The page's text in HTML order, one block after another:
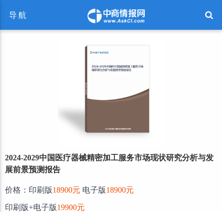
导航
2024-2029中国医疗器械精密加工服务市场现状研究分析与发
展前景预测报告
价格：印刷版18900元 电子版18900元
印刷版+电子版19900元